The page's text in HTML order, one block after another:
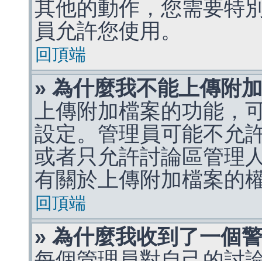
其他的動作，您需要特
員允許您使用。
回頂端
» 為什麼我不能上傳附
上傳附加檔案的功能，
設定。管理員可能不允
或者只允許討論區管理
有關於上傳附加檔案的
回頂端
» 為什麼我收到了一個